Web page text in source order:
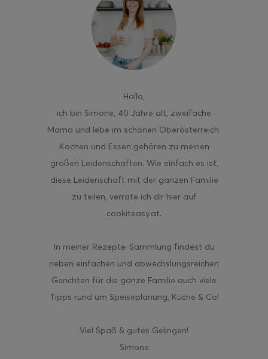
Hallo,
ich bin Simone, 40 Jahre alt, zweifache
Mama und lebe im schönen Oberösterreich.
Kochen und Essen gehören zu meinen
großen Leidenschaften. Wie einfach es ist,
diese Leidenschaft mit der ganzen Familie
zu teilen, verrate ich dir hier auf
cookiteasy.at.
In meiner Rezepte-Sammlung findest du
neben einfachen und abwechslungsreichen
Gerichten für die ganze Familie auch viele
Tipps rund um Speiseplanung, Küche & Co!
Viel Spaß & gutes Gelingen!
Simone